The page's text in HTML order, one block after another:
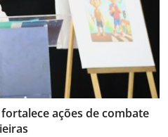
ações de combate